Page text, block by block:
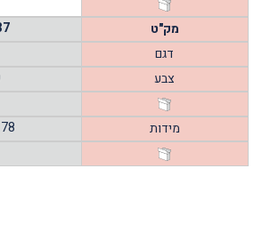
מק"ט
דגם
צבע
מידות